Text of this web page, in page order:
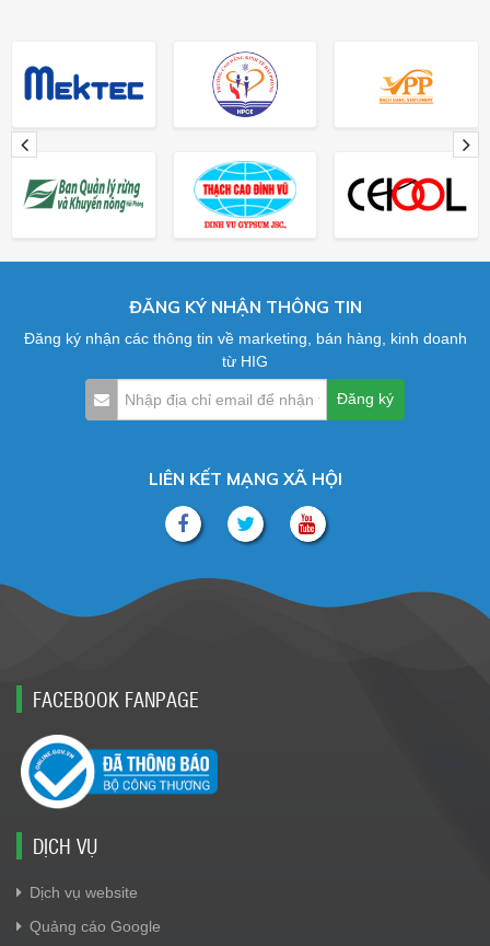
ĐĂNG KÝ NHẬN THÔNG TIN
Đăng ký nhận các thông tin về marketing, bán hàng, kinh doanh
từ HIG
LIÊN KẾT MẠNG XÃ HỘI
FACEBOOK FANPAGE
DỊCH VỤ
Dịch vụ website
Quảng cáo Google